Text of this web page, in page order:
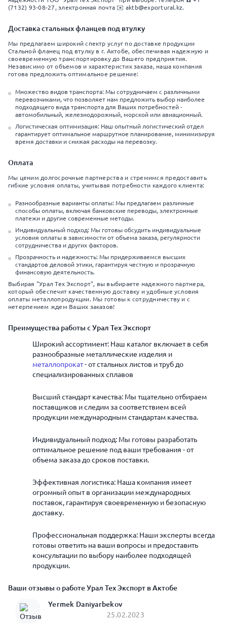
(7132) 93-08-27, электронная почта ✉️ aktb@exportural.kz.
Доставка стальных фланцев под втулку
Мы предлагаем широкий спектр услуг по доставке продукции
Стальной фланец под втулку в г. Актобе, обеспечивая надежную и
своевременную транспортировку до Вашего предприятия.
Независимо от объемов и характеристик заказа, наша компания
готова предложить оптимальное решение:
Множество видов транспорта: Мы сотрудничаем с различными
перевозчиками, что позволяет нам предложить выбор наиболее
подходящего вида транспорта для Ваших потребностей -
автомобильный, железнодорожный, морской или авиационный.
Логистическая оптимизация: Наш опытный логистический отдел
гарантирует оптимальное маршрутное планирование, минимизируя
время доставки и снижая расходы на перевозку.
Оплата
Мы ценим долгосрочные партнерства и стремимся предоставить
гибкие условия оплаты, учитывая потребности каждого клиента:
Разнообразные варианты оплаты: Мы предлагаем различные
способы оплаты, включая банковские переводы, электронные
платежи и другие современные методы.
Индивидуальный подход: Мы готовы обсудить индивидуальные
условия оплаты в зависимости от объема заказа, регулярности
сотрудничества и других факторов.
Прозрачность и надежность: Мы придерживаемся высших
стандартов деловой этики, гарантируя честную и прозрачную
финансовую деятельность.
Выбирая "Урал Тех Экспорт", вы выбираете надежного партнера,
который обеспечит качественную доставку и удобные условия
оплаты металлопродукции. Мы готовы к сотрудничеству и с
нетерпением ждем Ваших заказов!
Преимущества работы с Урал Тех Экспорт
Широкий ассортимент: Наш каталог включает в себя
разнообразные металлические изделия и
металлопрокат- от стальных листов и труб до
специализированных сплавов
Высший стандарт качества: Мы тщательно отбираем
поставщиков и следим за соответствием всей
продукции международным стандартам качества.
Индивидуальный подход: Мы готовы разработать
оптимальное решение под ваши требования - от
объема заказа до сроков поставки.
Эффективная логистика: Наша компания имеет
огромный опыт в организации международных
поставок, гарантируя своевременную и безопасную
доставку.
Профессиональная поддержка: Наши эксперты всегда
готовы ответить на ваши вопросы и предоставить
консультации по выбору наиболее подходящей
продукции.
Ваши отзывы о работе Урал Тех Экспорт в Актобе
Yermek Daniyarbekov
25.02.2023